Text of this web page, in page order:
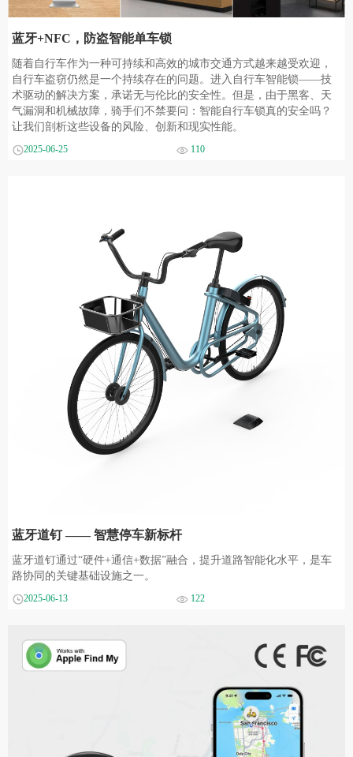
蓝牙+NFC，防盗智能单车锁
随着自行车作为一种可持续和高效的城市交通方式越来越受欢迎，
自行车盗窃仍然是一个持续存在的问题。进入自行车智能锁——技
术驱动的解决方案，承诺无与伦比的安全性。但是，由于黑客、天
气漏洞和机械故障，骑手们不禁要问：智能自行车锁真的安全吗？
让我们剖析这些设备的风险、创新和现实性能。
2025-06-25 110
蓝牙道钉 —— 智慧停车新标杆
蓝牙道钉通过“硬件+通信+数据”融合，提升道路智能化水平，是车
路协同的关键基础设施之一。
2025-06-13 122